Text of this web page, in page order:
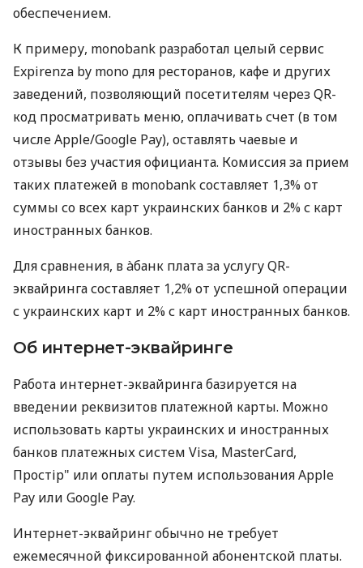
обеспечением.
К примеру, monobank разработал целый сервис
Expirenza by mono для ресторанов, кафе и других
заведений, позволяющий посетителям через QR-
код просматривать меню, оплачивать счет (в том
числе Apple/Google Pay), оставлять чаевые и
отзывы без участия официанта. Комиссия за прием
таких платежей в monobank составляет 1,3% от
суммы со всех карт украинских банков и 2% с карт
иностранных банков.
Для сравнения, в àбанк плата за услугу QR-
эквайринга составляет 1,2% от успешной операции
с украинских карт и 2% с карт иностранных банков.
Об интернет-эквайринге
Работа интернет-эквайринга базируется на
введении реквизитов платежной карты. Можно
использовать карты украинских и иностранных
банков платежных систем Visa, MasterCard,
Простір" или оплаты путем использования Apple
Pay или Google Pay.
Интернет-эквайринг обычно не требует
ежемесячной фиксированной абонентской платы.